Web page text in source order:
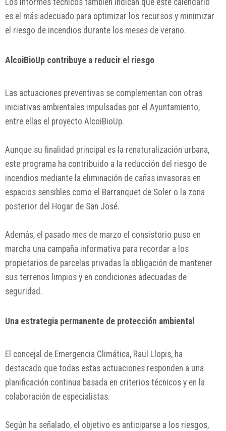
Los informes técnicos también indican que este calendario
es el más adecuado para optimizar los recursos y minimizar
el riesgo de incendios durante los meses de verano.
AlcoiBioUp contribuye a reducir el riesgo
Las actuaciones preventivas se complementan con otras
iniciativas ambientales impulsadas por el Ayuntamiento,
entre ellas el proyecto AlcoiBioUp.
Aunque su finalidad principal es la renaturalización urbana,
este programa ha contribuido a la reducción del riesgo de
incendios mediante la eliminación de cañas invasoras en
espacios sensibles como el Barranquet de Soler o la zona
posterior del Hogar de San José.
Además, el pasado mes de marzo el consistorio puso en
marcha una campaña informativa para recordar a los
propietarios de parcelas privadas la obligación de mantener
sus terrenos limpios y en condiciones adecuadas de
seguridad.
Una estrategia permanente de protección ambiental
El concejal de Emergencia Climática, Raül Llopis, ha
destacado que todas estas actuaciones responden a una
planificación continua basada en criterios técnicos y en la
colaboración de especialistas.
Según ha señalado, el objetivo es anticiparse a los riesgos,